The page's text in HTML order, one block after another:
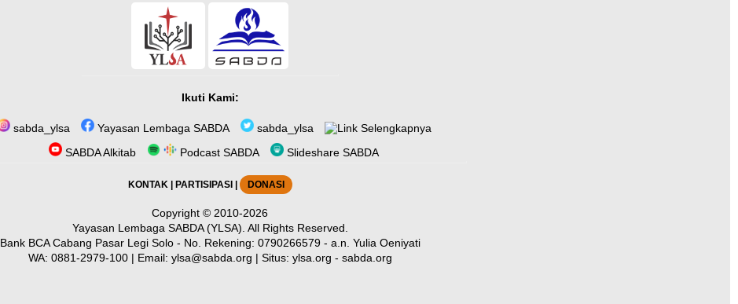
Ikuti Kami:
sabda_ylsa Yayasan Lembaga SABDA sabda_ylsa
Selengkapnya
SABDA Alkitab
Podcast SABDA Slideshare SABDA
KONTAK | PARTISIPASI| DONASI
Copyright © 2010-2026
Yayasan Lembaga SABDA (YLSA). All Rights Reserved.
Bank BCA Cabang Pasar Legi Solo - No. Rekening: 0790266579 - a.n. Yulia Oeniyati
WA: 0881-2979-100| Email: ylsa@sabda.org | Situs: ylsa.org - sabda.org